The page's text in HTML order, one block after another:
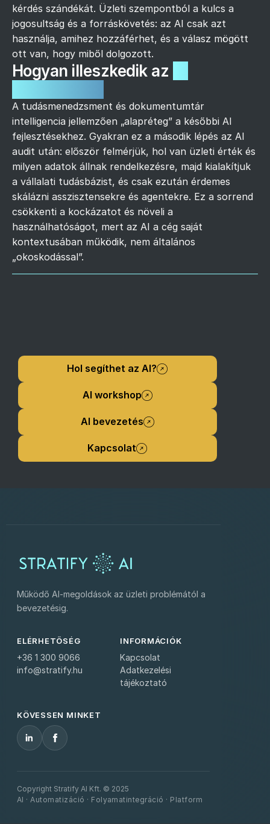
kérdés szándékát. Üzleti szempontból a kulcs a
jogosultság és a forráskövetés: az AI csak azt
használja, amihez hozzáférhet, és a válasz mögött
ott van, hogy miből dolgozott.
Hogyan illeszkedik az
A tudásmenedzsment és dokumentumtár
intelligencia jellemzően „alapréteg” a későbbi AI
fejlesztésekhez. Gyakran ez a második lépés az AI
audit után: először felmérjük, hol van üzleti érték és
milyen adatok állnak rendelkezésre, majd kialakítjuk
a vállalati tudásbázist, és csak ezután érdemes
skálázni asszisztensekre és agentekre. Ez a sorrend
csökkenti a kockázatot és növeli a
használhatóságot, mert az AI a cég saját
kontextusában működik, nem általános
„okoskodással”.
Hol segíthet az AI?
AI workshop
AI bevezetés
Kapcsolat
Működő AI-megoldások az üzleti problémától a
bevezetésig.
ELÉRHETŐSÉG
+36 1 300 9066
info@stratify.hu
INFORMÁCIÓK
Kapcsolat
Adatkezelési
tájékoztató
KÖVESSEN MINKET
Copyright Stratify AI Kft. © 2025
AI · Automatizáció · Folyamatintegráció · Platform